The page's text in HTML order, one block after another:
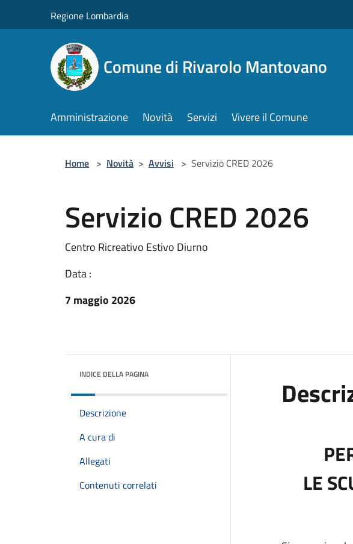
Regione Lombardia
Comune di Rivarolo Mantovano
Amministrazione Novità Servizi Vivere il Comune
Home > Novità > Avvisi > Servizio CRED 2026
Servizio CRED 2026
Centro Ricreativo Estivo Diurno
Data :
7 maggio 2026
INDICE DELLA PAGINA
Descrizione
A cura di
Allegati
Contenuti correlati
LE